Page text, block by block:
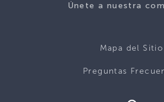
Únete a nuestra
Mapa del Sitio
Preguntas